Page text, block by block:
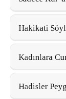
Hakikati
Kadınlara
Hadisler